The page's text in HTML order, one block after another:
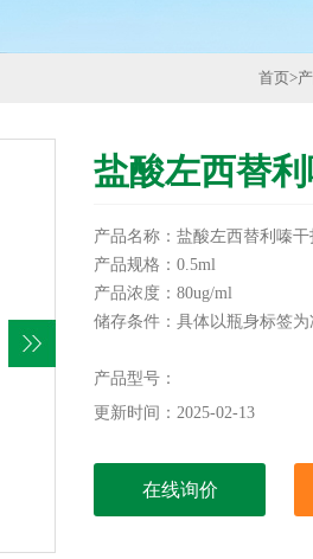
首页>
盐酸左西替
产品名称：盐酸左西替利嗪
产品规格：0.5ml
产品浓度：80ug/ml
储存条件：具体以瓶身标签为
信帆生物提供各类干扰物质
为您服务！
产品型号：
更新时间：2025-02-13
在线询价